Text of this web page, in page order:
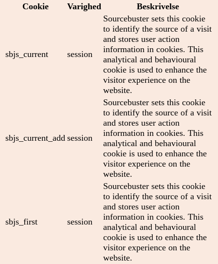
Cookie
Varighed Beskrivelse
sbjs_current session
Sourcebuster sets this cookie
to identify the source of a visit
and stores user action
information in cookies. This
analytical and behavioural
cookie is used to enhance the
visitor experience on the
website.
sbjs_current_add session
Sourcebuster sets this cookie
to identify the source of a visit
and stores user action
information in cookies. This
analytical and behavioural
cookie is used to enhance the
visitor experience on the
website.
sbjs_first session
Sourcebuster sets this cookie
to identify the source of a visit
and stores user action
information in cookies. This
analytical and behavioural
cookie is used to enhance the
visitor experience on the
website.